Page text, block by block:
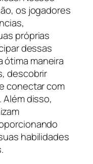
os jogadores
próprias
dessas
ótima maneira
descobrir
conectar com
disso,
habilidades